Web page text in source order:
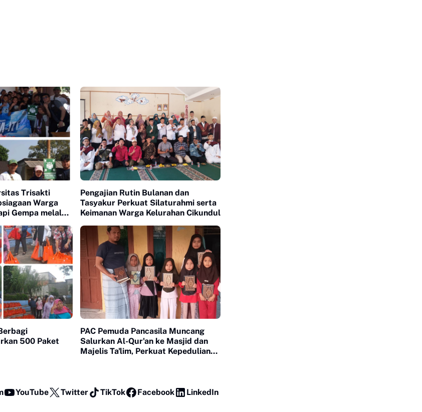
Trisakti
Warga
Gempa melalui
Pengajian Rutin Bulanan dan
Tasyakur Perkuat Silaturahmi serta
Keimanan Warga Kelurahan Cikundul
500 Paket
PAC Pemuda Pancasila Muncang
Salurkan Al-Qur'an ke Masjid dan
Majelis Ta'lim, Perkuat Kepedulian
YouTube Twitter TikTok Facebook LinkedIn